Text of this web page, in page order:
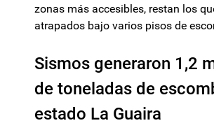
zonas más accesibles, restan los
atrapados bajo varios pisos de
Sismos generaron 1,2
de toneladas de
estado La Guaira